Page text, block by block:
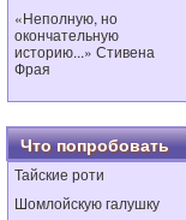
«Неполную, но
окончательную
историю...» Стивена
Фрая
Что попробовать
Тайские роти
Шомлойскую галушку